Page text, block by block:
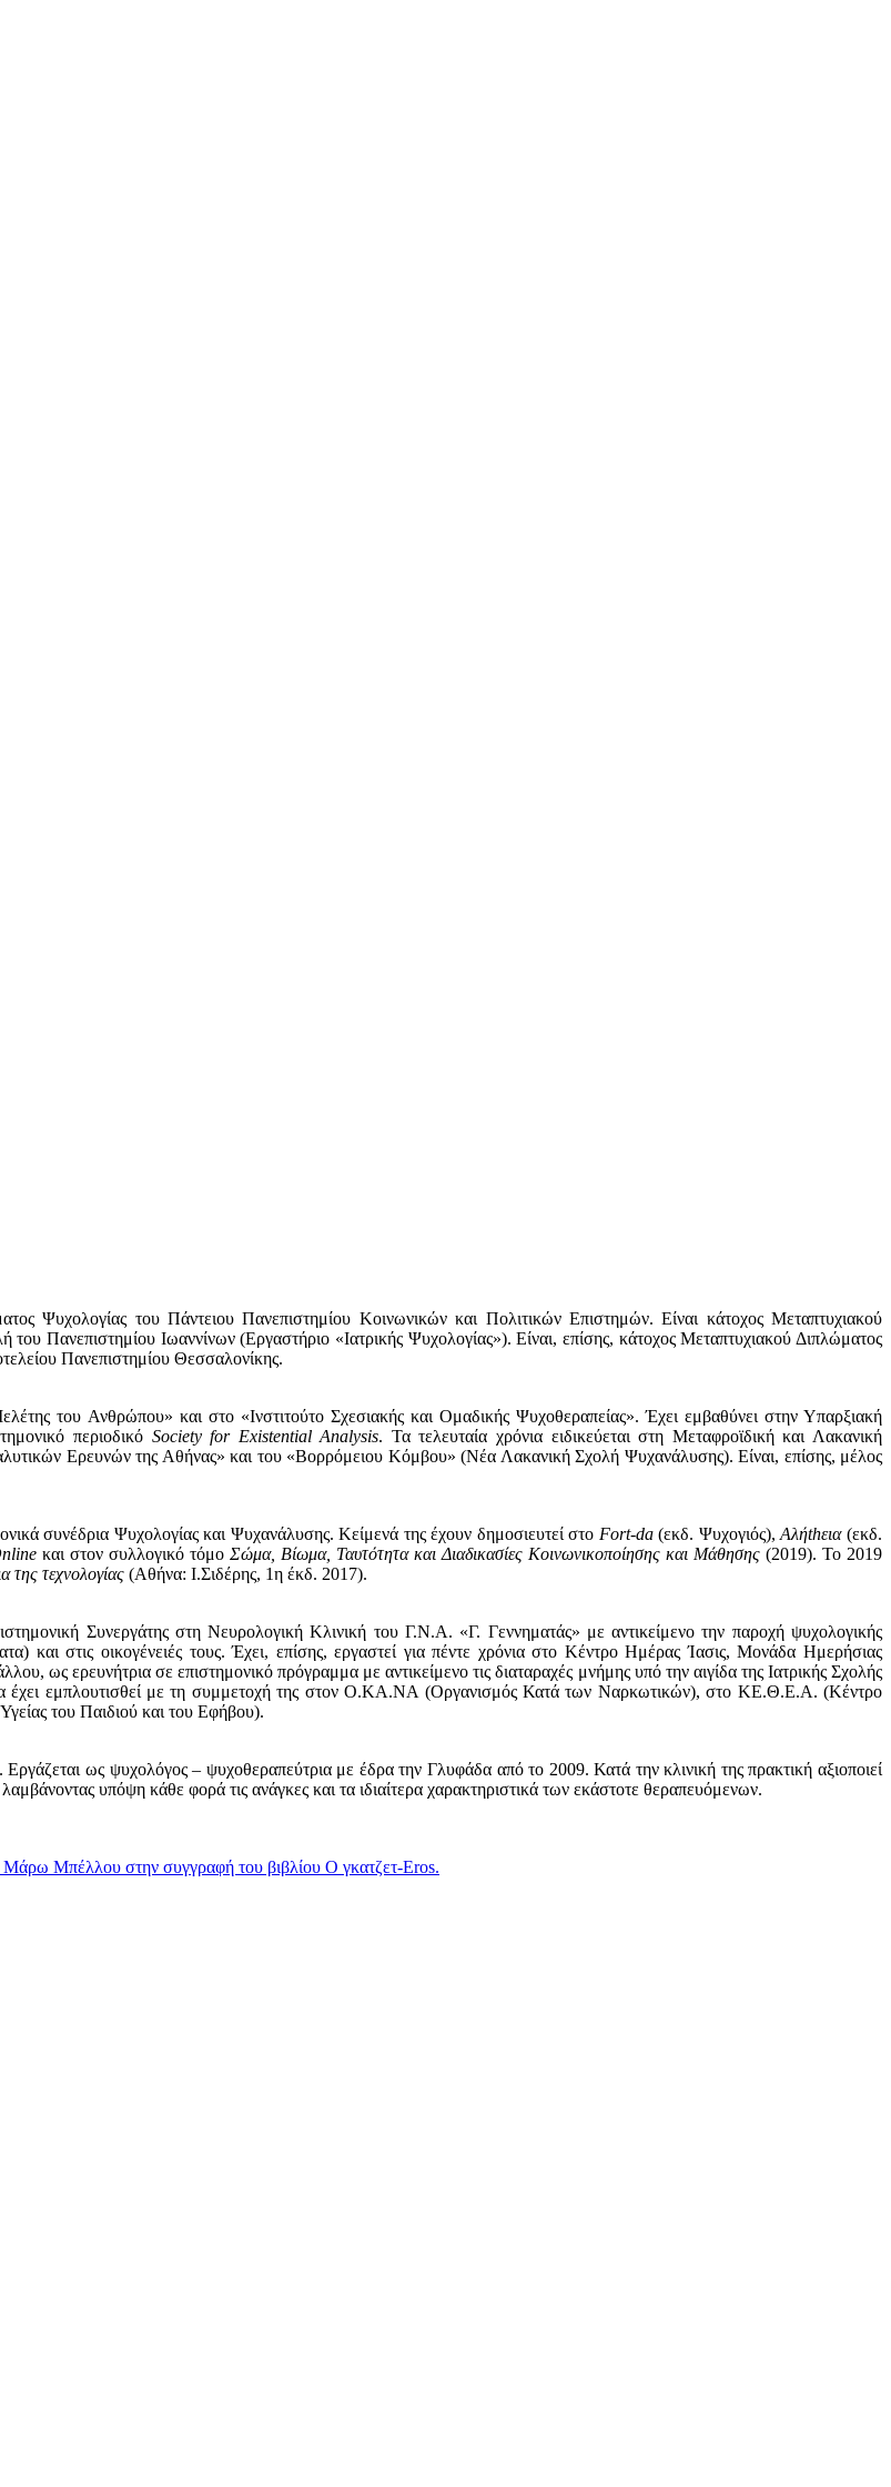
Ψυχολογίας του Πάντειου Πανεπιστημίου Κοινωνικών και Πολιτικών Επιστημών. Είναι κάτοχος Μεταπτυχιακού
Πανεπιστημίου Ιωαννίνων (Εργαστήριο «Ιατρικής Ψυχολογίας»). Είναι, επίσης, κάτοχος Μεταπτυχιακού Διπλώματος
Πανεπιστημίου Θεσσαλονίκης.
του Ανθρώπου» και στο «Ινστιτούτο Σχεσιακής και Ομαδικής Ψυχοθεραπείας». Έχει εμβαθύνει στην Υπαρξιακή
περιοδικό Society for Existential Analysis. Τα τελευταία χρόνια ειδικεύεται στη Μεταφροϊδική και Λακανική
Ερευνών της Αθήνας» και του «Βορρόμειου Κόμβου» (Νέα Λακανική Σχολή Ψυχανάλυσης). Είναι, επίσης, μέλος
συνέδρια Ψυχολογίας και Ψυχανάλυσης. Κείμενά της έχουν δημοσιευτεί στο Fort-da(εκδ. Ψυχογιός), Αλήthεια(εκδ.
και στον συλλογικό τόμο Σώμα, Βίωμα, Ταυτότητα και Διαδικασίες Κοινωνικοποίησης και Μάθησης (2019). Το 2019
της τεχνολογίας (Αθήνα: Ι.Σιδέρης, 1η έκδ. 2017).
Συνεργάτης στη Νευρολογική Κλινική του Γ.Ν.Α. «Γ. Γεννηματάς» με αντικείμενο την παροχή ψυχολογικής
και στις οικογένειές τους. Έχει, επίσης, εργαστεί για πέντε χρόνια στο Κέντρο Ημέρας Ίασις, Μονάδα Ημερήσιας
ως ερευνήτρια σε επιστημονικό πρόγραμμα με αντικείμενο τις διαταραχές μνήμης υπό την αιγίδα της Ιατρικής Σχολής
έχει εμπλουτισθεί με τη συμμετοχή της στον Ο.ΚΑ.ΝΑ (Οργανισμός Κατά των Ναρκωτικών), στο ΚΕ.Θ.Ε.Α. (Κέντρο
του Παιδιού και του Εφήβου).
ως ψυχολόγος – ψυχοθεραπεύτρια με έδρα την Γλυφάδα από το 2009. Κατά την κλινική της πρακτική αξιοποιεί
λαμβάνοντας υπόψη κάθε φορά τις ανάγκες και τα ιδιαίτερα χαρακτηριστικά των εκάστοτε θεραπευόμενων.
Μάρω Μπέλλου στην συγγραφή του βιβλίου Ο γκατζετ-Eros.